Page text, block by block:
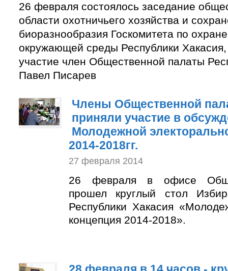
26 февраля состоялось заседание
области охотничьего хозяйства и
биоразнообразия Госкомитета по
окружающей среды Республики
участие член Общественной палаты
Павел Писарев
Члены Общественной
приняли участие в
Молодежной
2014-2018гг.
27 февраля 2014
26 февраля в офисе
прошел круглый стол
Республики Хакасия
концепция 2014-2018».